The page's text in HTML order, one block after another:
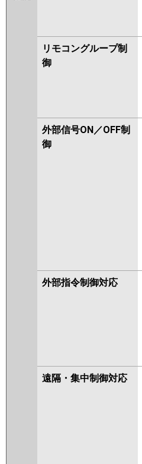
リモコングループ制
御
外部信号ON／OFF制
御
外部指令制御対応
遠隔・集中制御対応